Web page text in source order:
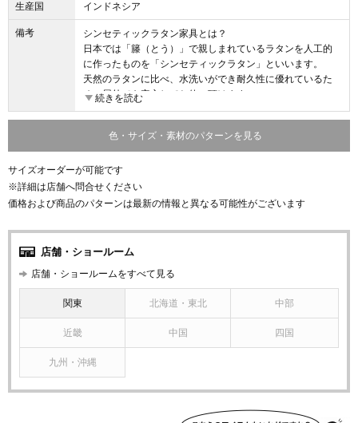
生産国 インドネシア
備考
シンセティックラタン家具とは？
日本では「籐（とう）」で親しまれているラタンを人工的
に作ったものを「シンセティックラタン」といいます。
天然のラタンに比べ、水洗いができ耐久性に優れているた
め、屋外でも安心してお使い頂けます。
自然な風合いを持つスタイリッシュなシンセティックラタ
して、屋内外を問わず幅広く使われています。
続きを読む
色・サイズ・素材のパターンを見る
サイズオーダーが可能です
※詳細は店舗へ問合せください
価格および商品のパターンは最新の情報と異なる可能性がございます
店舗・ショールーム
店舗・ショールームをすべて見る
関東 北海道・東北 中部
近畿 中国 四国
九州・沖縄